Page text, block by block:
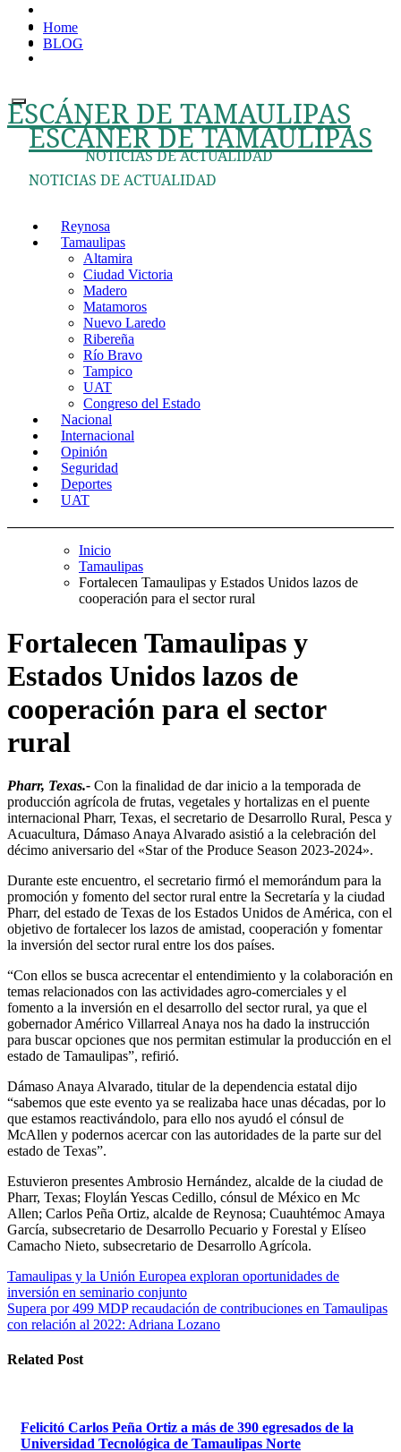
contenido
Home
BLOG
ESCÁNER DE TAMAULIPAS
NOTICIAS DE ACTUALIDAD
ESCÁNER DE TAMAULIPAS
NOTICIAS DE ACTUALIDAD
Reynosa
Tamaulipas
Altamira
Ciudad Victoria
Madero
Matamoros
Nuevo Laredo
Ribereña
Río Bravo
Tampico
UAT
Congreso del Estado
Nacional
Internacional
Opinión
Seguridad
Deportes
UAT
Inicio
Tamaulipas
Fortalecen Tamaulipas y Estados Unidos lazos de
cooperación para el sector rural
Fortalecen Tamaulipas y
Estados Unidos lazos de
cooperación para el sector
rural
Pharr, Texas.- Con la finalidad de dar inicio a la temporada de
producción agrícola de frutas, vegetales y hortalizas en el puente
internacional Pharr, Texas, el secretario de Desarrollo Rural, Pesca y
Acuacultura, Dámaso Anaya Alvarado asistió a la celebración del
décimo aniversario del «Star of the Produce Season 2023-2024».
Durante este encuentro, el secretario firmó el memorándum para la
promoción y fomento del sector rural entre la Secretaría y la ciudad
Pharr, del estado de Texas de los Estados Unidos de América, con el
objetivo de fortalecer los lazos de amistad, cooperación y fomentar
la inversión del sector rural entre los dos países.
“Con ellos se busca acrecentar el entendimiento y la colaboración en
temas relacionados con las actividades agro-comerciales y el
fomento a la inversión en el desarrollo del sector rural, ya que el
gobernador Américo Villarreal Anaya nos ha dado la instrucción
para buscar opciones que nos permitan estimular la producción en el
estado de Tamaulipas”, refirió.
Dámaso Anaya Alvarado, titular de la dependencia estatal dijo
“sabemos que este evento ya se realizaba hace unas décadas, por lo
que estamos reactivándolo, para ello nos ayudó el cónsul de
McAllen y podernos acercar con las autoridades de la parte sur del
estado de Texas”.
Estuvieron presentes Ambrosio Hernández, alcalde de la ciudad de
Pharr, Texas; Floylán Yescas Cedillo, cónsul de México en Mc
Allen; Carlos Peña Ortiz, alcalde de Reynosa; Cuauhtémoc Amaya
García, subsecretario de Desarrollo Pecuario y Forestal y Elíseo
Camacho Nieto, subsecretario de Desarrollo Agrícola.
Navegación
de
entradas
Tamaulipas y la Unión Europea exploran oportunidades de
inversión en seminario conjunto
Supera por 499 MDP recaudación de contribuciones en Tamaulipas
con relación al 2022: Adriana Lozano
Related Post
Felicitó Carlos Peña Ortiz a más de 390 egresados de la
Universidad Tecnológica de Tamaulipas Norte